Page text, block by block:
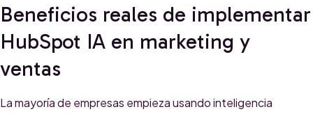
Beneficios reales de implementar
HubSpot IA en marketing y
ventas
La mayoría de empresas empieza usando inteligencia